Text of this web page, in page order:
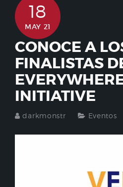
18
MAY 21
CONOCE A
FINALISTAS
INITIATIVE
darkmonstr Eventos